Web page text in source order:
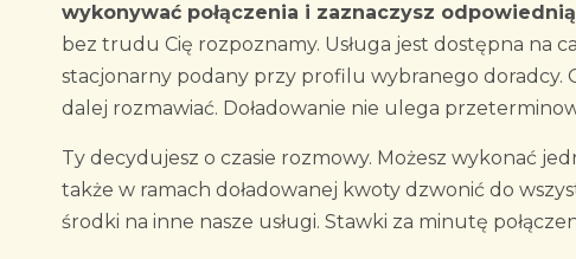
wykonywać połączenia i zaznaczysz
bez trudu Cię rozpoznamy. Usługa jest dostępna na
stacjonarny podany przy profilu wybranego doradcy.
dalej rozmawiać. Doładowanie nie ulega
Ty decydujesz o czasie rozmowy. Możesz wykonać
także w ramach doładowanej kwoty dzwonić do
środki na inne nasze usługi. Stawki za minutę